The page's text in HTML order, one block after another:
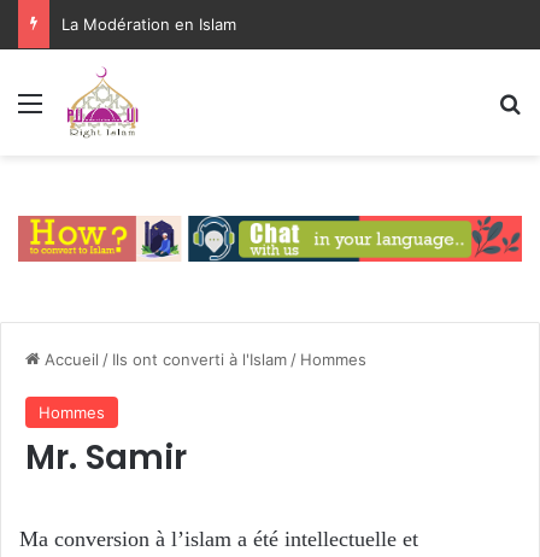
La Modération en Islam
Menu
Accueil / Ils ont converti à l'Islam / Hommes
Hommes
Mr. Samir
Ma conversion à l’islam a été intellectuelle et